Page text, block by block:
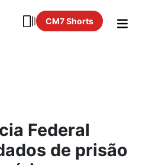
CM7 Shorts
Federal
de prisão